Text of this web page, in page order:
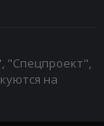
"Спецпроект",
на